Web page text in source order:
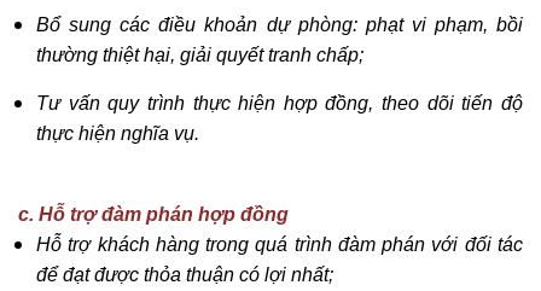
Bổ sung các điều khoản dự phòng: phạt vi phạm, bồi
thường thiệt hại, giải quyết tranh chấp;
Tư vấn quy trình thực hiện hợp đồng, theo dõi tiến độ
thực hiện nghĩa vụ.
c. Hỗ trợ đàm phán hợp đồng
Hỗ trợ khách hàng trong quá trình đàm phán với đối tác
để đạt được thỏa thuận có lợi nhất;